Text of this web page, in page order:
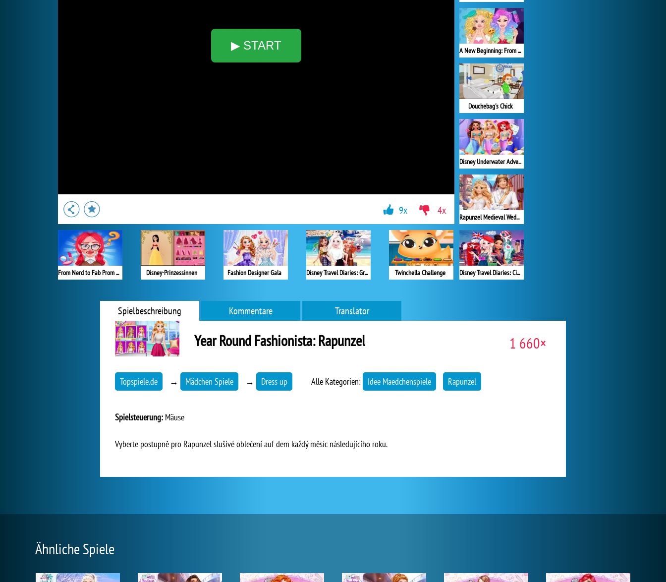
▶ START A New Beginning: From Sad To Fab
Douchebag's Chick
Disney Underwater Adventure
Rapunzel Medieval Wedding
Disney Travel Diaries: City Break
From Nerd to Fab Prom Edition Disney-Prinzessinnen Fashion Designer Gala Disney Travel Diaries: Greece Twinchella Challenge
9x 4x
Spielbeschreibung Kommentare Translator
Year Round Fashionista: Rapunzel 1 660×
Topspiele.de → Mädchen Spiele → Dress up Alle Kategorien: Idee Maedchenspiele Rapunzel
Spielsteuerung: Mäuse
Vyberte postupně pro Rapunzel slušivé oblečení auf dem každý měsíc následujícího roku.
Ähnliche Spiele